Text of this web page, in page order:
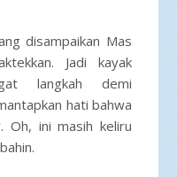
disampaikan Mas
Jadi kayak
langkah demi
hati bahwa
Oh, ini masih keliru